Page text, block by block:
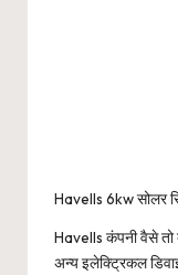
Havells 6kw सोलर
Havells कंपनी वैसे तो
अन्य इलेक्ट्रिकल